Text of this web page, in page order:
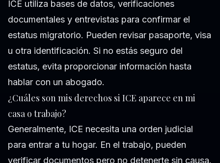
ICE utiliza bases de datos, verificaciones
documentales y entrevistas para confirmar el
estatus migratorio. Pueden revisar pasaporte, visa
u otra identificación. Si no estás seguro del
estatus, evita proporcionar información hasta
hablar con un abogado.
¿Cuáles son mis derechos si ICE aparece en mi
casa o trabajo?
Generalmente, ICE necesita una orden judicial
para entrar a tu hogar. En el trabajo, pueden
verificar documentos pero no detenerte sin causa.